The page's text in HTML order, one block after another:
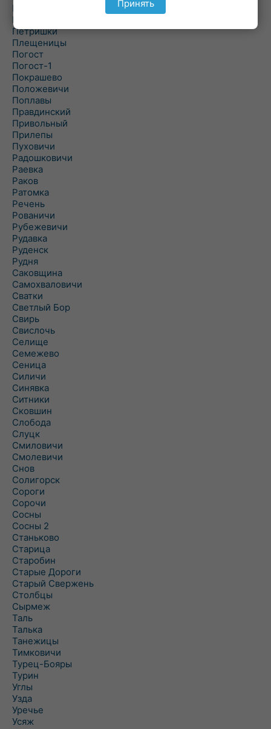
Пастовичи
Першаи
Петришки
Плещеницы
Погост
Погост-1
Покрашево
Положевичи
Поплавы
Правдинский
Привольный
Прилепы
Пуховичи
Радошковичи
Раевка
Раков
Ратомка
Речень
Рованичи
Рубежевичи
Рудавка
Руденск
Рудня
Саковщина
Самохваловичи
Сватки
Светлый Бор
Свирь
Свислочь
Селище
Семежево
Сеница
Силичи
Синявка
Ситники
Сковшин
Слобода
Слуцк
Смиловичи
Смолевичи
Снов
Солигорск
Сороги
Сорочи
Сосны
Сосны 2
Станьково
Старица
Старобин
Старые Дороги
Старый Свержень
Столбцы
Сырмеж
Таль
Талька
Танежицы
Тимковичи
Турец-Бояры
Турин
Углы
Узда
Уречье
Усяж
Принять